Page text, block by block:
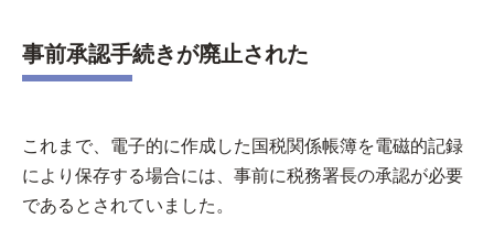
事前承認手続きが廃止された
これまで、電子的に作成した国税関係帳簿を電磁的記録
により保存する場合には、事前に税務署長の承認が必要
であるとされていました。